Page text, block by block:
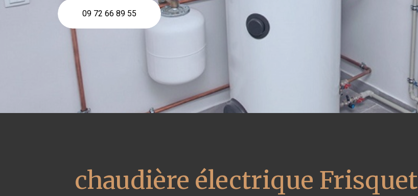
09 72 66 89 55
chaudière électrique Frisquet